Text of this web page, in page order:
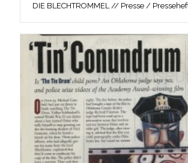
DIE BLECHTROMMEL // Presse /